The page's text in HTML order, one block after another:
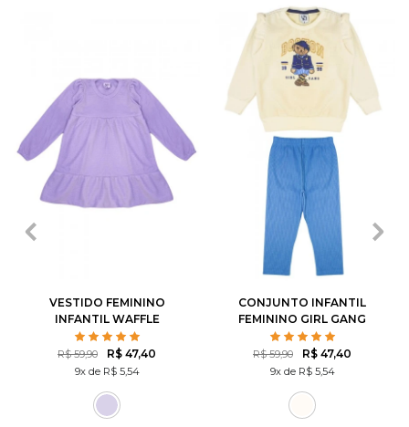
3
VESTIDO FEMININO
INFANTIL WAFFLE
R$ 59,90 R$ 47,40
9x de R$ 5,54
M G 1 2
CONJUNTO INFANTIL
FEMININO GIRL GANG
R$ 59,90 R$ 47,40
9x de R$ 5,54